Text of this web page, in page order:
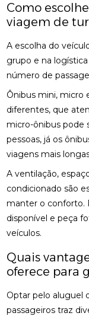
Como
viagem de
A escolha do
grupo e na
número de
Ônibus mini, micro
diferentes, que
micro-ônibus pode
pessoas, já os
viagens mais
A ventilação,
condicionado são
manter o conforto.
disponível e peça
veículos.
Quais
oferece para
Optar pelo aluguel
passageiros traz